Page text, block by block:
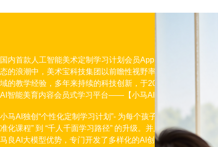
国内首款人工智能美术定制学习计划会员App - 在人工智能（AI
态的浪潮中，美术宝科技集团以前瞻性视野率先布局，凭借11
域的教学经验，多年来持续的科技创新，于2025年推出战略级
AI智能美育内容会员式学习平台——【小马AI美术】
小马AI独创“个性化定制学习计划”- 为每个孩子定制专属学习计
准化课程” 到 “千人千面学习路径” 的升级。并且基于传统绘画
马良AI大模型优势，专门开发了多样化的AI创作工具，打破传